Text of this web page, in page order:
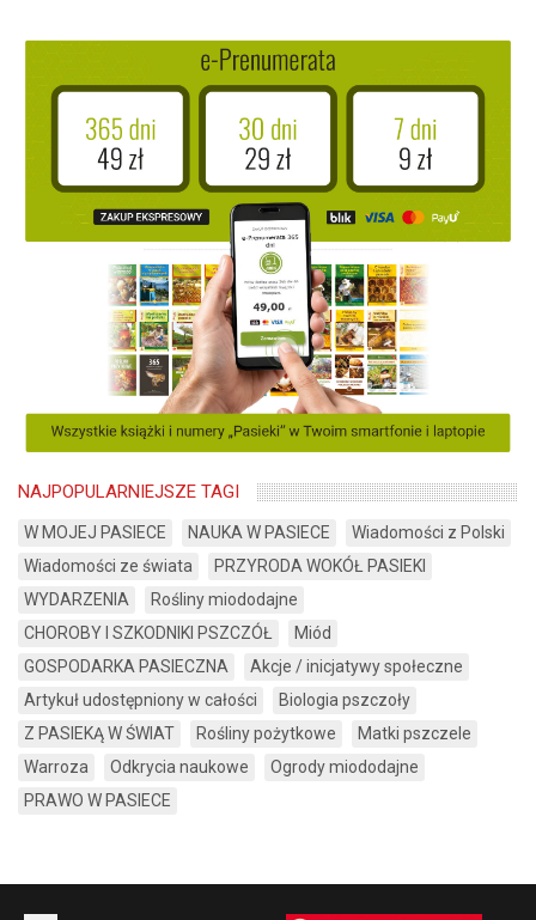
NAJPOPULARNIEJSZE TAGI
W MOJEJ PASIECE NAUKA W PASIECE
Wiadomości z Polski
Wiadomości ze świata
PRZYRODA WOKÓŁ PASIEKI
WYDARZENIA
Rośliny miododajne
CHOROBY I SZKODNIKI PSZCZÓŁ
Miód
GOSPODARKA PASIECZNA
Akcje / inicjatywy społeczne
Artykuł udostępniony w całości
Biologia pszczoły
Z PASIEKĄ W ŚWIAT
Rośliny pożytkowe
Matki pszczele
Warroza
Odkrycia naukowe
Ogrody miododajne
PRAWO W PASIECE